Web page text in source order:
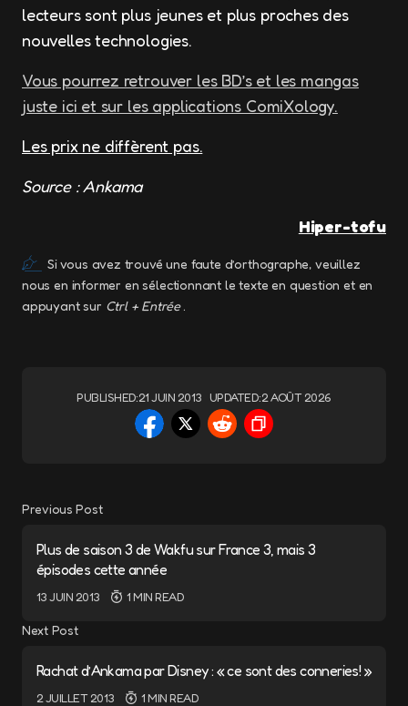
lecteurs sont plus jeunes et plus proches des
nouvelles technologies.
Vous pourrez retrouver les BD’s et les mangas
juste ici et sur les applications ComiXology.
Les prix ne diffèrent pas.
Source : Ankama
Hiper-tofu
Si vous avez trouvé une faute d’orthographe, veuillez
nous en informer en sélectionnant le texte en question et en
appuyant sur Ctrl + Entrée.
PUBLISHED:21 JUIN 2013 UPDATED:2 AOÛT 2026
Previous Post
Plus de saison 3 de Wakfu sur France 3, mais 3
épisodes cette année
13 JUIN 2013 1 MIN READ
Next Post
Rachat d’Ankama par Disney : « ce sont des conneries! »
2 JUILLET 2013 1 MIN READ